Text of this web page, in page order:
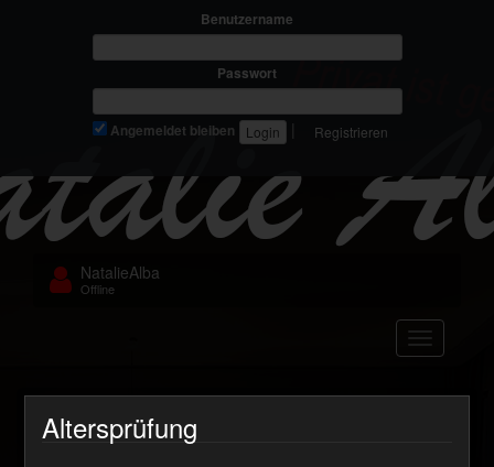
Benutzername
Passwort
Angemeldet bleiben Registrieren
NatalieAlba
Offline
Zweimal abgespritzt
Altersprüfung